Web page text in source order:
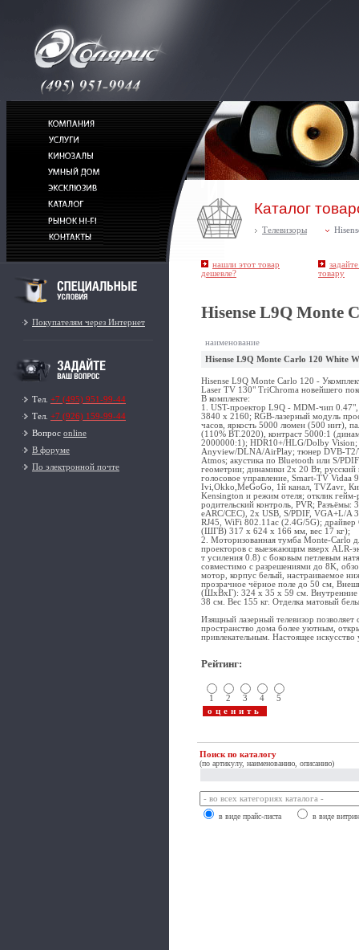
Покупателям через Интернет
Тел. +7 (495) 951-99-44
Тел. +7 (926) 159-99-44
Вопрос online
В форуме
По электронной почте
Каталог
Телевизоры
нашли этот товар
дешевле?
товару
Hisense L9Q Monte
наименование
Hisense L9Q Monte Carlo 120 White
Hisense L9Q Monte Carlo 120 -
Laser TV 130" TriChroma новейшего
В комплекте:
1. UST-проектор L9Q - MDM-чип
3840 х 2160; RGB-лазерный модуль
часов, яркость 5000 люмен (500 нит),
(110% BT.2020), контраст 5000:1
2000000:1); HDR10+/HLG/Dolby Vision;
Anyview/DLNA/AirPlay; тюнер DVB-
Atmos; акустика по Bluetooth или S/
геометрии; динамики 2x 20 Вт, русский
голосовое управление, Smart-TV Vidaa
Ivi,Okko,MeGoGo, 1й канал, TVZavr,
Kensington и режим отеля; отклик
родительский контроль, PVR; Разъёмы:
eARC/CEC), 2x USB, S/PDIF, VGA+L/A
RJ45, WiFi 802.11ac (2.4G/5G); драйвер
(ШГВ) 317 x 624 x 166 мм, вес 17 кг);
2. Моторизованная тумба Monte-Carlo
проекторов с выезжающим вверх ALR-
т усиления 0.8) с боковым петлевым
совместимо с разрешениями до 8K,
мотор, корпус белый, настраиваемое
прозрачное чёрное поле до 50 см,
(ШхВхГ): 324 х 35 х 59 см. Внутренние
38 см. Вес 155 кг. Отделка матовый
Изящный лазерный телевизор позволяет
пространство дома более уютным,
привлекательным. Настоящее искусство
Рейтинг:
1 2 3 4 5
Поиск по каталогу
(по артикулу, наименованию, описанию)
в виде прайс-листа в виде